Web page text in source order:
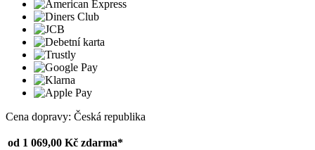
Cena dopravy: Česká republika
od 1 069,00 Kč zdarma*